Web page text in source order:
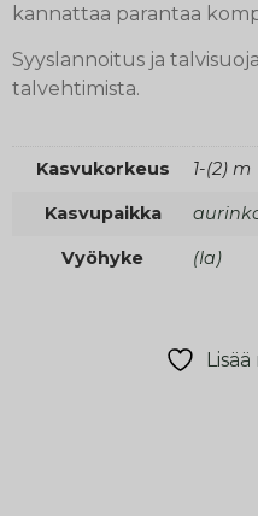
kannattaa parantaa
Syyslannoitus ja
talvehtimista.
Kasvukorkeus 1-(2) m
Kasvupaikka
Vyöhyke (Ia)